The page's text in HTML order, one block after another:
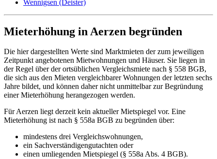
Wennigsen (Deister)
Mieterhöhung in Aerzen begründen
Die hier dargestellten Werte sind Marktmieten der zum jeweiligen
Zeitpunkt angebotenen Mietwohnungen und Häuser. Sie liegen in
der Regel über der ortsüblichen Vergleichsmiete nach § 558 BGB,
die sich aus den Mieten vergleichbarer Wohnungen der letzten sechs
Jahre bildet, und können daher nicht unmittelbar zur Begründung
einer Mieterhöhung herangezogen werden.
Für Aerzen liegt derzeit kein aktueller Mietspiegel vor. Eine
Mieterhöhung ist nach § 558a BGB zu begründen über:
mindestens drei Vergleichswohnungen,
ein Sachverständigengutachten oder
einen umliegenden Mietspiegel (§ 558a Abs. 4 BGB).